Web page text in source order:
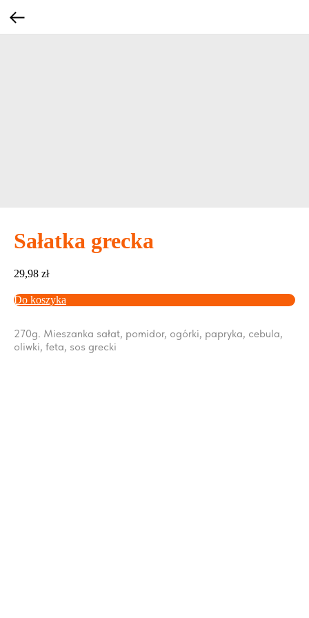
Sałatka grecka
29,98 zł
Do koszyka
270g. Mieszanka sałat, pomidor, ogórki, papryka, cebula,
oliwki, feta, sos grecki